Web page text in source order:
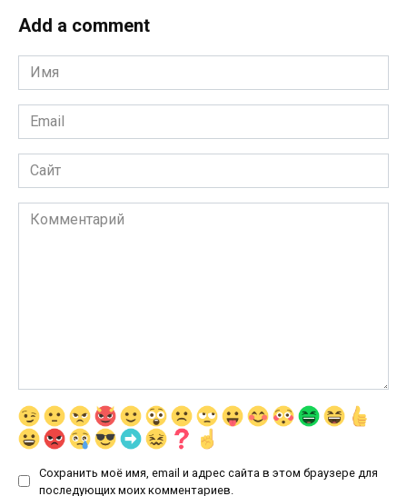
Add a comment
Имя
*
Email
*
Сайт
Комментарий
Сохранить моё имя, email и адрес сайта в этом браузере для
последующих моих комментариев.